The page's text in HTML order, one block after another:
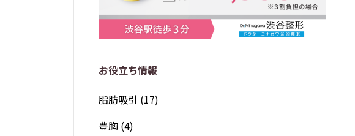
お役立ち情報
脂肪吸引 (17)
豊胸 (4)